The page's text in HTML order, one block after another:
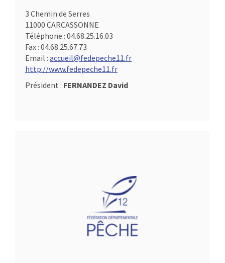
3 Chemin de Serres
11000 CARCASSONNE
Téléphone : 04.68.25.16.03
Fax : 04.68.25.67.73
Email : accueil@fedepeche11.fr
http://www.fedepeche11.fr
Président : FERNANDEZ David